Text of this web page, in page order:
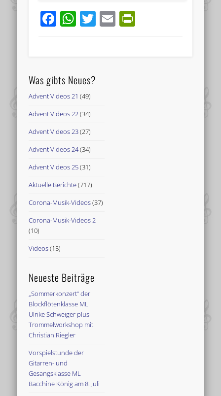
Facebook
WhatsApp
Twitter
Email
Was gibts Neues?
Advent Videos 21 (49)
Advent Videos 22(34)
Advent Videos 23(27)
Advent Videos 24(34)
Advent Videos 25(31)
Aktuelle Berichte(717)
Corona-Musik-Videos(37)
Corona-Musik-Videos 2
(10)
Videos(15)
Neueste Beiträge
„Sommerkonzert“ der
Blockflötenklasse ML
Ulrike Schweiger plus
Trommelworkshop mit
Christian Riegler
Vorspielstunde der
Gitarren- und
Gesangsklasse ML
Bacchine König am 8. Juli